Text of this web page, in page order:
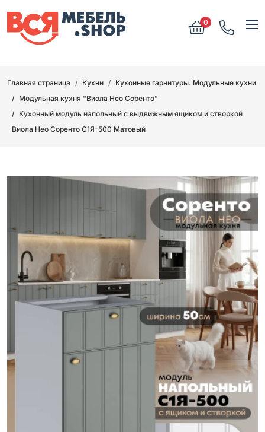
0
Главная страница Кухни
Кухонные гарнитуры. Модульные кухни
Модульная кухня "Виола Нео Соренто"
Кухонный модуль напольный с выдвижным ящиком и створкой
Виола Нео Соренто С1Я-500 Матовый